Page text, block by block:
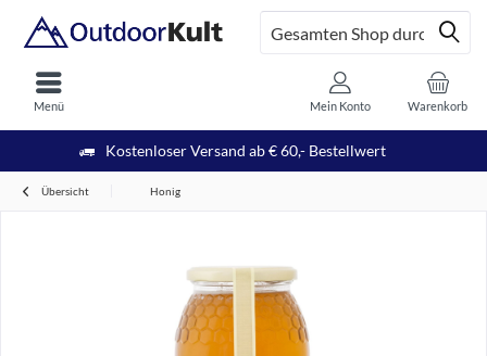
Kostenloser Versand ab € 60,- Bestellwert
Menü Warenkorb
Mein Konto
Übersicht Honig